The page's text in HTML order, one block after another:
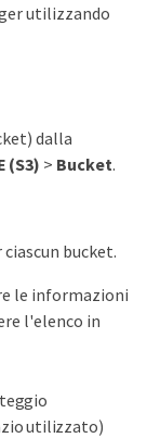
utilizzando
dalla
(S3) > Bucket.
bucket.
le informazioni
l'elenco in
utilizzato)